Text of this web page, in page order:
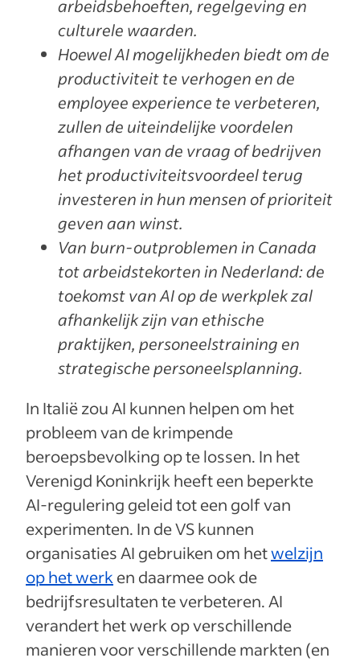
arbeidsbehoeften, regelgeving en
culturele waarden.
Hoewel AI mogelijkheden biedt om de
productiviteit te verhogen en de
employee experience te verbeteren,
zullen de uiteindelijke voordelen
afhangen van de vraag of bedrijven
het productiviteitsvoordeel terug
investeren in hun mensen of prioriteit
geven aan winst.
Van burn-outproblemen in Canada
tot arbeidstekorten in Nederland: de
toekomst van AI op de werkplek zal
afhankelijk zijn van ethische
praktijken, personeelstraining en
strategische personeelsplanning.
In Italië zou AI kunnen helpen om het
probleem van de krimpende
beroepsbevolking op te lossen. In het
Verenigd Koninkrijk heeft een beperkte
AI-regulering geleid tot een golf van
experimenten. In de VS kunnen
organisaties AI gebruiken om hetwelzijn
op het werk en daarmee ook de
bedrijfsresultaten te verbeteren. AI
verandert het werk op verschillende
manieren voor verschillende markten (en